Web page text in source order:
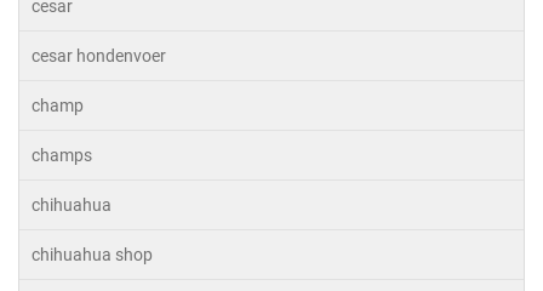
cesar
cesar hondenvoer
champ
champs
chihuahua
chihuahua shop